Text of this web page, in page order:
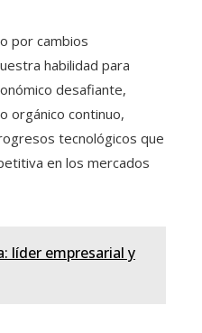
por cambios
habilidad para
desafiante,
orgánico continuo,
tecnológicos que
en los mercados
líder empresarial y